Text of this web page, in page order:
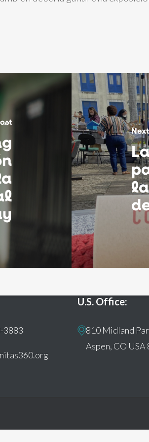
3883
U.S. Office:
810 Midland
Aspen, CO USA